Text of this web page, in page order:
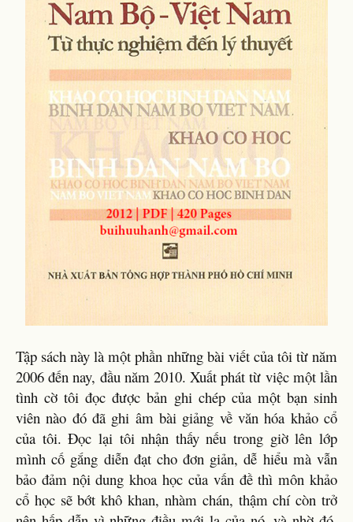
Tập sách này là một phần những bài viết của tôi từ năm
2006 đến nay, đầu năm 2010. Xuất phát từ việc một lần
tình cờ tôi đọc được bản ghi chép của một bạn sinh
viên nào đó đã ghi âm bài giảng về văn hóa khảo cổ
của tôi. Đọc lại tôi nhận thấy nếu trong giờ lên lớp
mình cố gắng diễn đạt cho đơn giản, dễ hiểu mà vẫn
bảo đảm nội dung khoa học của vấn đề thì môn khảo
cổ học sẽ bớt khô khan, nhàm chán, thậm chí còn trở